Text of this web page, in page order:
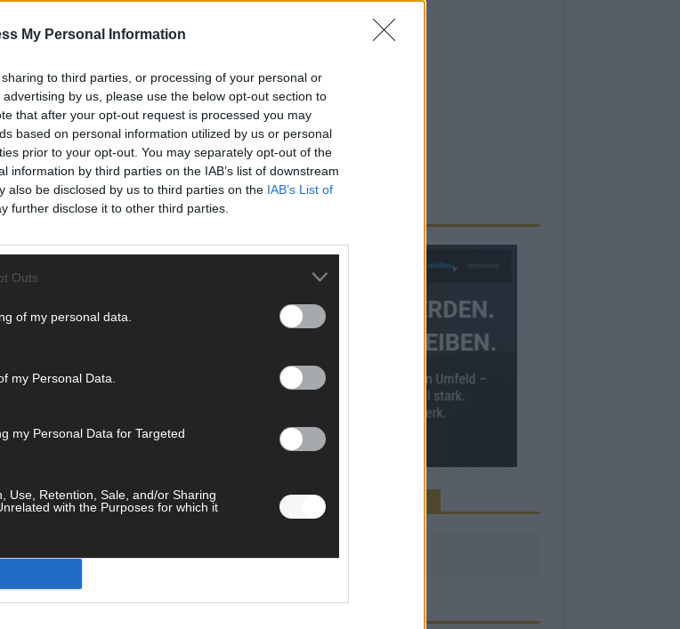
My Personal Information
to third parties, or processing of your personal or
by us, please use the below opt-out section to
that after your opt-out request is processed you may
based on personal information utilized by us or personal
prior to your opt-out. You may separately opt-out of the
information by third parties on the IAB’s list of downstream
also be disclosed by us to third parties on the IAB’s List of
further disclose it to other third parties.
Outs
of my personal data.
my Personal Data.
my Personal Data for Targeted
Use, Retention, Sale, and/or Sharing
with the Purposes for which it
KEINE NEWS MEHR VERPASSEN